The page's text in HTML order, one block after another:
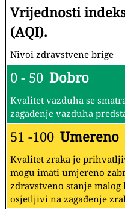
Vrijednosti
(AQI).
Nivoi zdravstvene brige
0 - 50 Dobro
Kvalitet vazduha se
zagađenje vazduha
51 -100 Umereno
Kvalitet zraka je
mogu imati umjereno
zdravstveno stanje
osjetljivi na zagađenje